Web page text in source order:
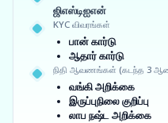
ஜிஎஸ்டிஐஎன்
KYC விவரங்கள்
பான் கார்டு
ஆதார் கார்டு
நிதி ஆவணங்கள் (கடந்த 3
வங்கி அறிக்கை
இருப்புநிலை குறிப்பு
லாப நஷ்ட அறிக்கை